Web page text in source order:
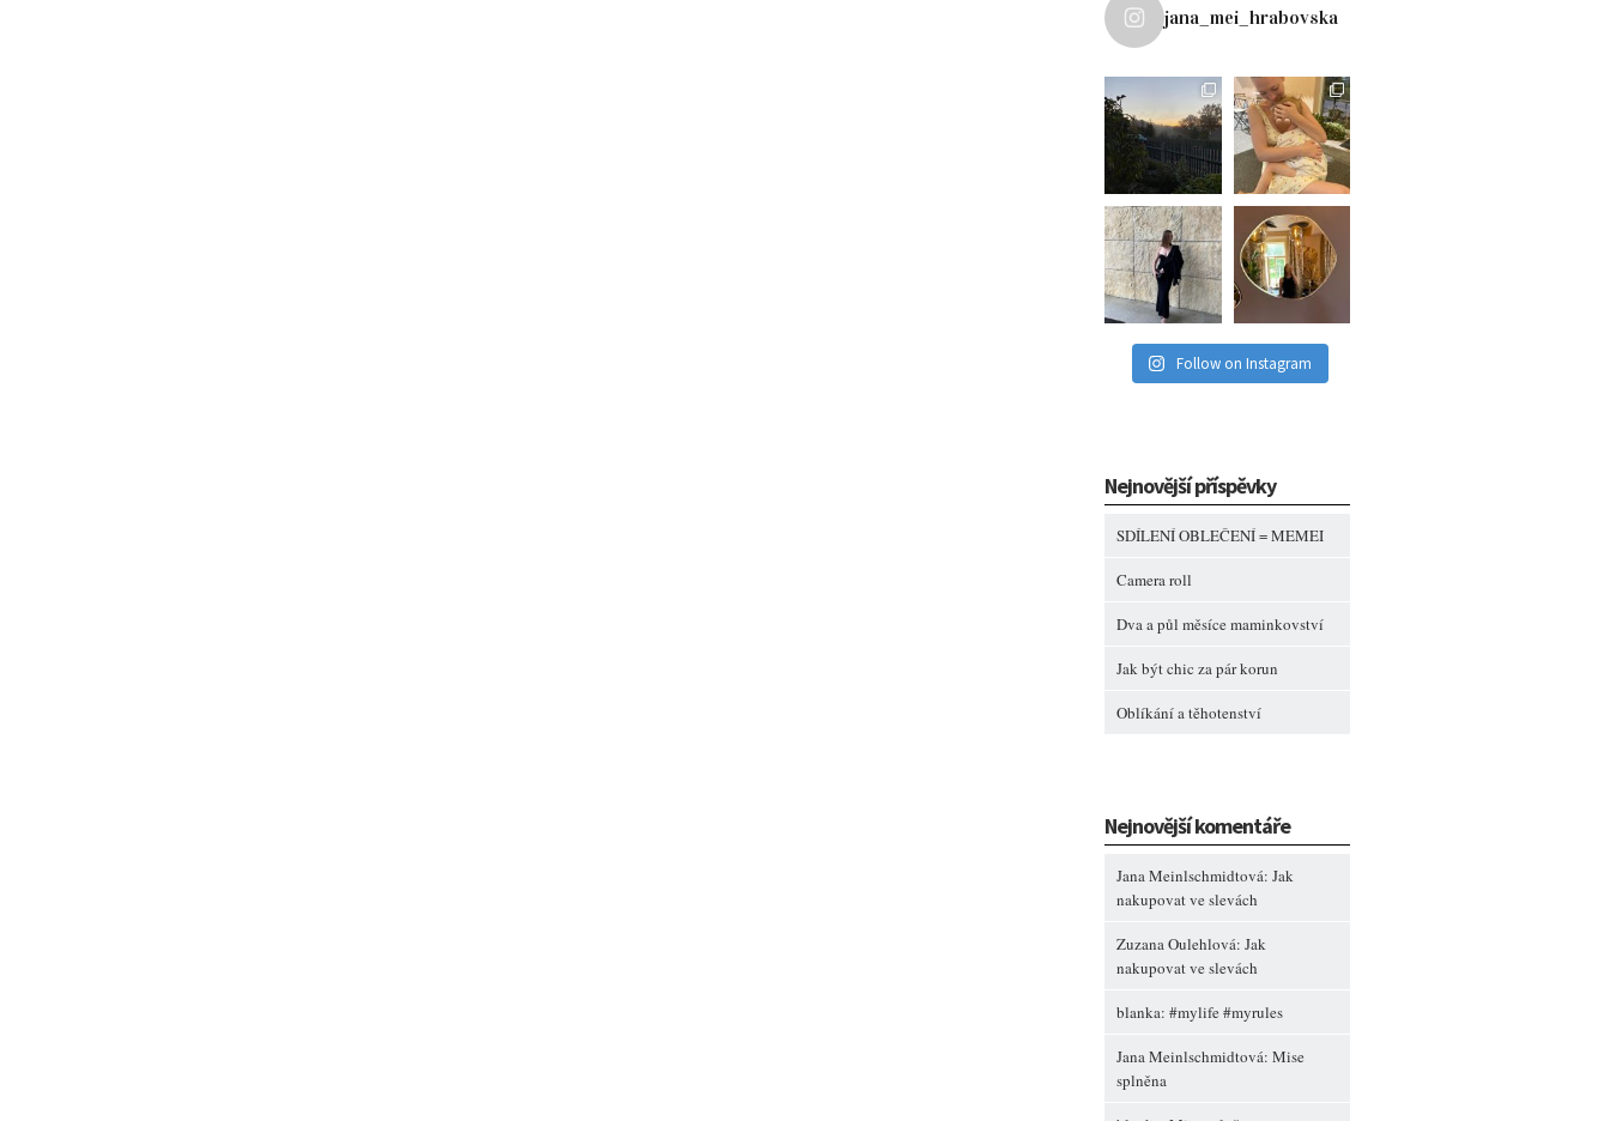
jana_mei_hrabovska
Follow on Instagram
Nejnovější příspěvky
SDÍLENÍ OBLEČENÍ = MEMEI
Camera roll
Dva a půl měsíce maminkovství
Jak být chic za pár korun
Oblíkání a těhotenství
Nejnovější komentáře
Jana Meinlschmidtová: Jak
nakupovat ve slevách
Zuzana Oulehlová: Jak
nakupovat ve slevách
blanka: #mylife #myrules
Jana Meinlschmidtová: Mise
splněna